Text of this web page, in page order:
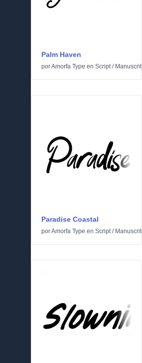
Palm Haven
porAmorfa Type en Script/
Paradise Coastal
porAmorfa Type en Script/